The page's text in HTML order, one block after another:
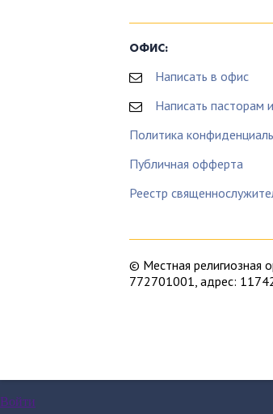
ОФИС:
Написать в офис
Написать пасторам
Политика
Публичная офферта
Реестр
© Местная религиозная
772701001, адрес:
ничего не знаете о том,
Войти